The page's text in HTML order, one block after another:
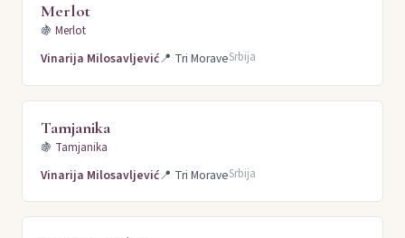
Merlot
🍇 Merlot
Vinarija Milosavljević📍 Tri MoraveSrbija
Tamjanika
🍇 Tamjanika
Vinarija Milosavljević📍 Tri MoraveSrbija